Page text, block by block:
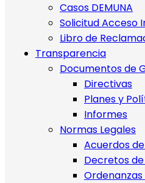
Casos DEMUNA
Solicitud Acceso
Libro de
Transparencia
Documentos de
Directivas
Planes y
Informes
Normas Legales
Acuerdos
Decretos